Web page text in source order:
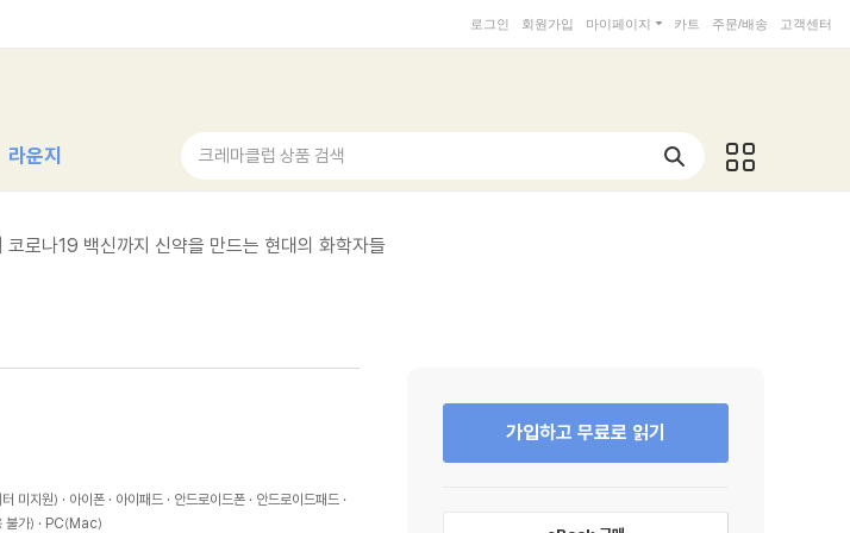
로그인 회원가입 마이페이지 카트 주문/배송 고객센터
라운지 크레마클럽 상품 검색
코로나19 백신까지 신약을 만드는 현대의 화학자들
미지원) 아이폰 아이패드 안드로이드폰
안드로이드패드
불가)
PC(Mac)
가입하고 무료로 읽기